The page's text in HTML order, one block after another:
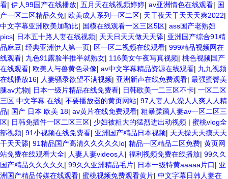
看| 伊人99国产在线播放| 五月天在线视频婷婷| av亚洲情色在线观看| 国
产一区二区精品久免| 欧美成人系列一区二区| 天干夜天干天天天爽2022|
中文字幕亚洲欧美加勒比| 国模在线观看一区三区5区| ass国产老熟妇
pics| 日本五十路人妻在线视频| 天天日天天做天天舔| 亚洲国产综合91精
品麻豆| 经典亚洲伊人第一页| 区一区二视频在线观看| 999精品视频网在
线观看| 九色91露脸半推半就熟女| 116美女午夜写真视频| 桃色视频国产
在线观看| 欧美人与兽黄色录像| av中文字幕精品资源在线观看| 九九视频
在线播放16| 人妻骚录欲望不满视频| 亚洲新声在线免费观看| 最强蜜臀美
腿av尤物| 日本一级片精品在线免费看| 日韩欧美一二三区不卡| 一区二区
三区 中文字幕 在线| 不要播放器的黄页网站| 97人妻人人澡人人爽人人精
品| 国产 日本 欧美 18| av黄片在线免费观看| 粗暴蹂躏人妻av一区二区三
区| 日韩免插件一区二区三区| 少妇被粗大的猛烈进出动视频 | 蜜桃vlog全
部视频| 91小视频在线免费看| 亚洲国产精品日本视频| 天天操天天摸天天
干天天舔| 91精品国产高清久久久久久lo| 精品一区精品二区免费| 黄页网
站免费在线观看大全| 人妻人妻videos人 | 福利视频免费在线播放| 99久久
国产精品久久久久久 | 99久久亚洲精品毛片| 日本一级特黄aaaaa片口| 亚
洲国产精品传媒在线观看| 蜜桃视频免费观看黄片| 中文字幕日韩人妻在